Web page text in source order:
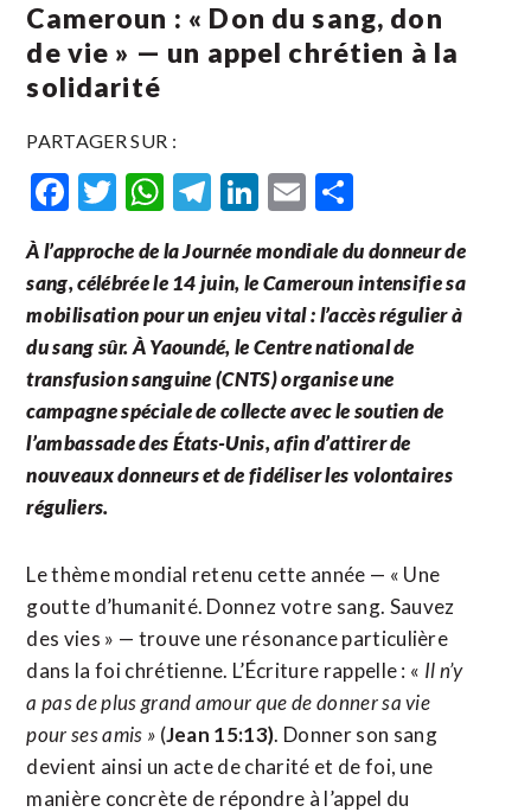
Cameroun : « Don du sang, don
de vie » — un appel chrétien à la
solidarité
PARTAGER SUR :
Facebook
Twitter
WhatsApp
Telegram
LinkedIn
Email
À l’approche de la Journée mondiale du donneur de
sang, célébrée le 14 juin, le Cameroun intensifie sa
mobilisation pour un enjeu vital : l’accès régulier à
du sang sûr. À Yaoundé, le Centre national de
transfusion sanguine (CNTS) organise une
campagne spéciale de collecte avec le soutien de
l’ambassade des États-Unis, afin d’attirer de
nouveaux donneurs et de fidéliser les volontaires
réguliers.
Le thème mondial retenu cette année — « Une
goutte d’humanité. Donnez votre sang. Sauvez
des vies » — trouve une résonance particulière
dans la foi chrétienne. L’Écriture rappelle : « Il n’y
a pas de plus grand amour que de donner sa vie
pour ses amis » (Jean 15:13). Donner son sang
devient ainsi un acte de charité et de foi, une
manière concrète de répondre à l’appel du